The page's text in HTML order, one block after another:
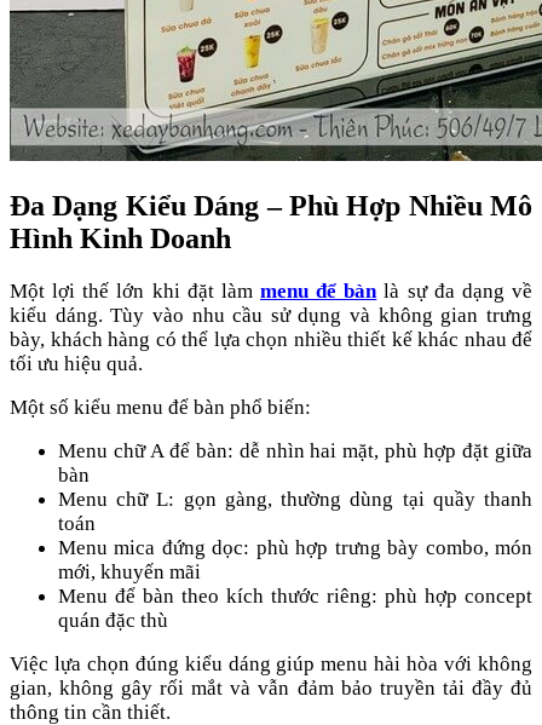
Đa Dạng Kiểu Dáng – Phù Hợp Nhiều Mô
Hình Kinh Doanh
Một lợi thế lớn khi đặt làm menu để bàn là sự đa dạng về
kiểu dáng. Tùy vào nhu cầu sử dụng và không gian trưng
bày, khách hàng có thể lựa chọn nhiều thiết kế khác nhau để
tối ưu hiệu quả.
Một số kiểu menu để bàn phổ biến:
Menu chữ A để bàn: dễ nhìn hai mặt, phù hợp đặt giữa
bàn
Menu chữ L: gọn gàng, thường dùng tại quầy thanh
toán
Menu mica đứng dọc: phù hợp trưng bày combo, món
mới, khuyến mãi
Menu để bàn theo kích thước riêng: phù hợp concept
quán đặc thù
Việc lựa chọn đúng kiểu dáng giúp menu hài hòa với không
gian, không gây rối mắt và vẫn đảm bảo truyền tải đầy đủ
thông tin cần thiết.